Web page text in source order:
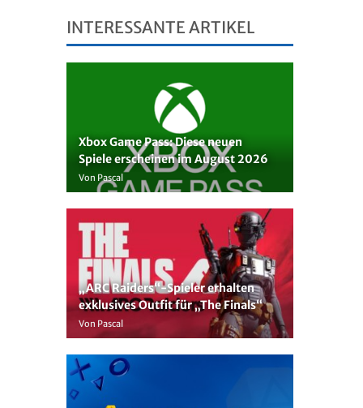
INTERESSANTE ARTIKEL
Xbox Game Pass: Diese neuen
Spiele erscheinen im August 2026
Von Pascal
„ARC Raiders“-Spieler erhalten
exklusives Outfit für „The Finals“
Von Pascal